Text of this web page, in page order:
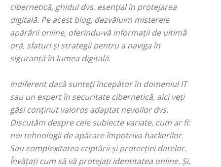
cibernetică, ghidul dvs. esențial în protejarea
digitală. Pe acest blog, dezvăluim misterele
apărării online, oferindu-vă informații de ultimă
oră, sfaturi și strategii pentru a naviga în
siguranță în lumea digitală.
Indiferent dacă sunteți începător în domeniul IT
sau un expert în securitate cibernetică, aici veți
găsi conținut valoros adaptat nevoilor dvs.
Discutăm despre cele subiecte variate, cum ar fi:
noi tehnologii de apărare împotriva hackerilor.
Sau complexitatea criptării și protecției datelor.
Învățați cum să vă protejați identitatea online. Și,